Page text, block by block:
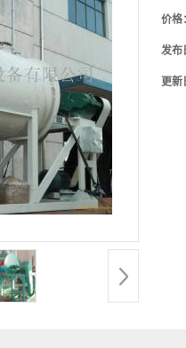
价格
发布
更新